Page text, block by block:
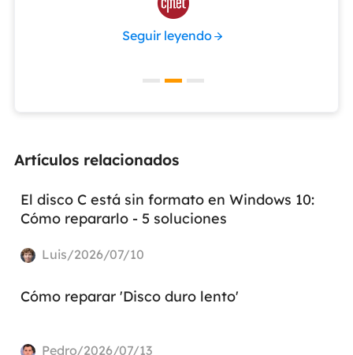
Seguir leyendo
Artículos relacionados
El disco C está sin formato en Windows 10:
Cómo repararlo - 5 soluciones
Luis/2026/07/10
Cómo reparar 'Disco duro lento'
Pedro/2026/07/13